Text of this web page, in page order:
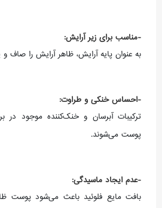
-مناسب برای زیر آرایش:
به عنوان پایه آرایش، ظاهر آرایش را صاف
-احساس خنکی و طراوت:
ترکیبات آبرسان و خنک‌کننده موجود در
پوست می‌شوند.
-عدم ایجاد ماسیدگی:
بافت مایع فلوئید باعث می‌شود پوست